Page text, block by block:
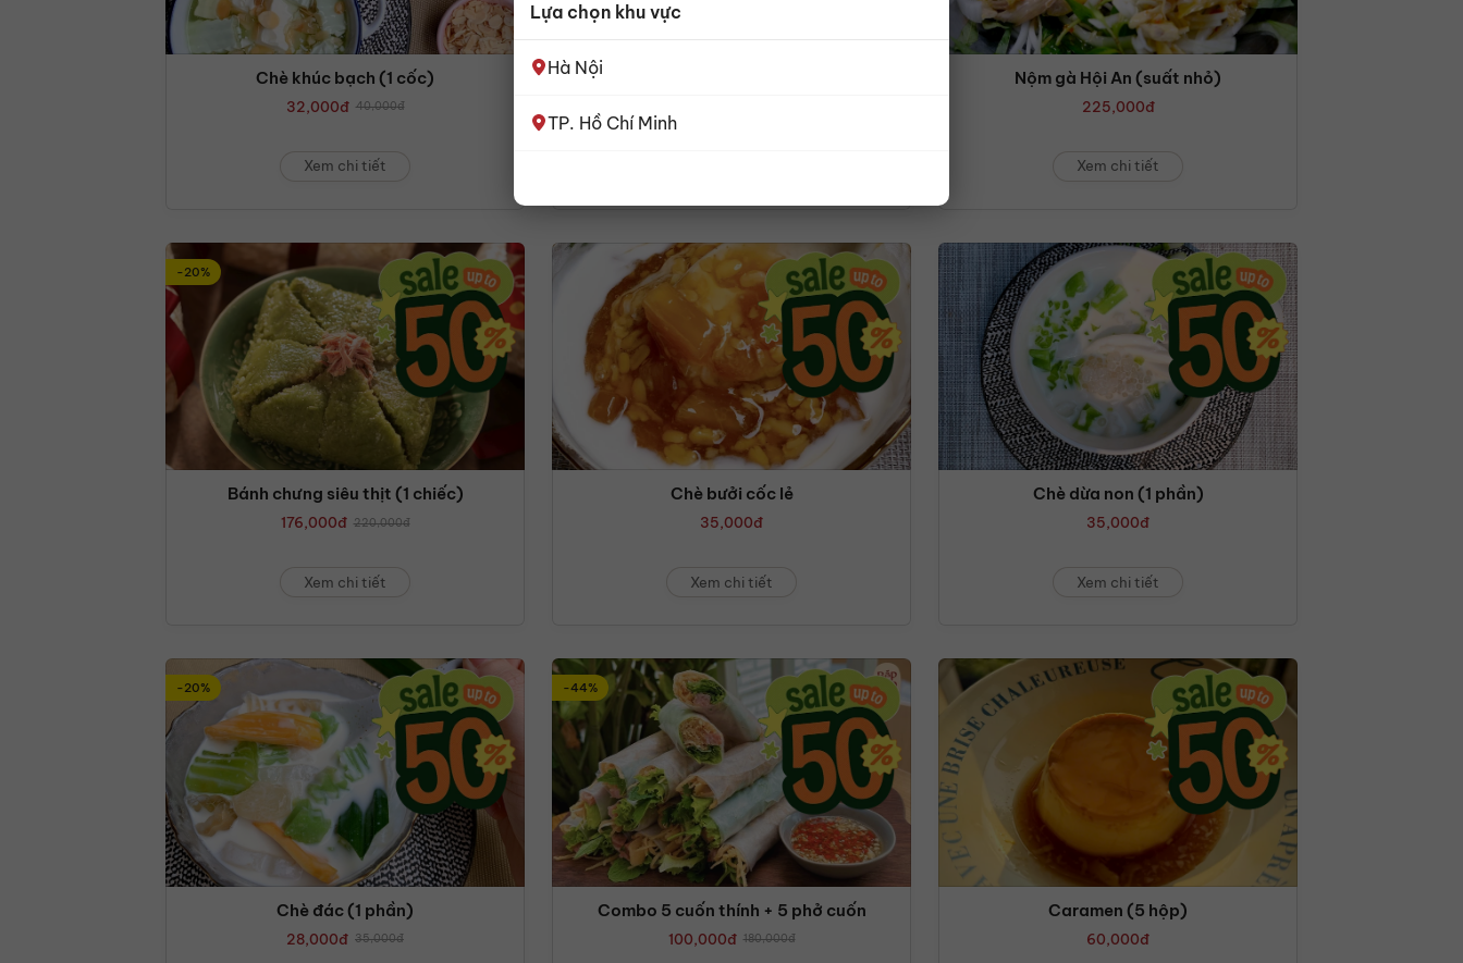
Chè khúc bạch (1 cốc)
32,000đ 40,000đ
Xem chi tiết
Nộm gà Hội An (suất nhỏ)
225,000đ
Xem chi tiết
-20%
Bánh chưng siêu thịt (1 chiếc)
176,000đ 220,000đ
Xem chi tiết
Chè bưởi cốc lẻ
35,000đ
Xem chi tiết
Chè dừa non (1 phần)
35,000đ
Xem chi tiết
-20%
Chè đác (1 phần)
28,000đ 35,000đ
-44%
Combo 5 cuốn thính + 5 phở cuốn
100,000đ 180,000đ
Caramen (5 hộp)
60,000đ
Lựa chọn khu vực
Hà Nội
TP. Hồ Chí Minh